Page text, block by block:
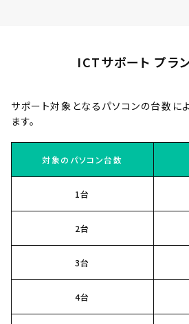
ICTサポート プラ
サポート対象となるパソコンの台数に
ます。
対象のパソコン台数
1台
2台
3台
4台